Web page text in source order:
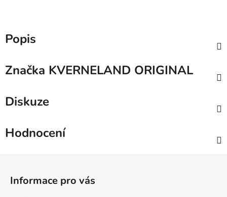
Popis
Značka KVERNELAND ORIGINAL
Diskuze
Hodnocení
Informace pro vás